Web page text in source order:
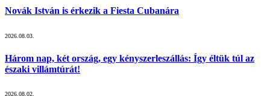
Novák István is érkezik a Fiesta Cubanára
2026.08.03.
Három nap, két ország, egy kényszerleszállás: Így éltük túl az
északi villámtúrát!
2026.08.02.